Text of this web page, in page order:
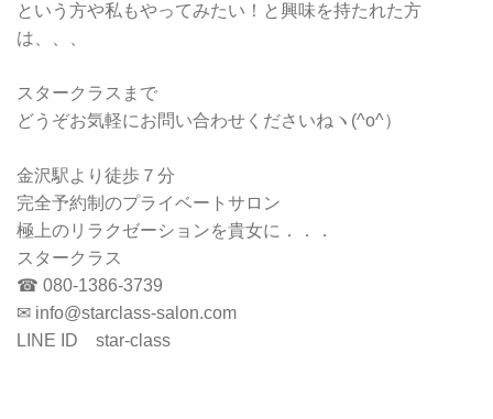
という方や私もやってみたい！と興味を持たれた方
は、、、
スタークラスまで
どうぞお気軽にお問い合わせくださいねヽ(^o^）
金沢駅より徒歩７分
完全予約制のプライベートサロン
極上のリラクゼーションを貴女に．．．
スタークラス
☎ 080-1386-3739
✉ info@starclass-salon.com
LINE ID star-class